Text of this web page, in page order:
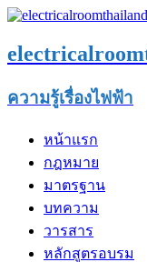
ความรู้เรื่องไฟฟ้า
หน้าแรก
กฎหมาย
มาตรฐาน
บทความ
วารสาร
หลักสูตรอบรม